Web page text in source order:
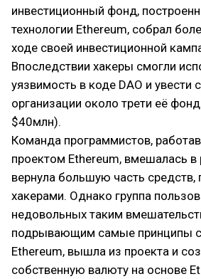
инвестиционный фонд,
технологии Ethereum, собрал
ходе своей инвестиционной
Впоследствии хакеры смогли
уязвимость в коде DAO и увести
организации около трети её
$40млн).
Команда программистов,
проектом Ethereum, вмешалась в
вернула большую часть
хакерами. Однако группа
недовольных таким
подрывающим самые принципы
Ethereum, вышла из проекта и
собственную валюту на основе